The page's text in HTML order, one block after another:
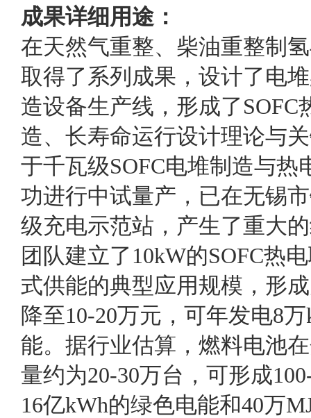
成果详细用途：
在天然气重整、柴油重整制
取得了系列成果，设计了电
造设备生产线，形成了
造、长寿命运行设计理论与
于千瓦级SOFC电堆制造与
功进行中试量产，已在无锡
级充电示范站，产生了重大
团队建立了10kW的SOFC热
式供能的典型应用规模，形
降至10-20万元，可年发电8
能。据行业估算，燃料电池
量约为20-30万台，可形成
16亿kWh的绿色电能和40万